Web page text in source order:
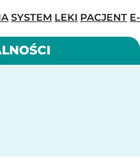
SYSTEM LEKI PACJENT E-